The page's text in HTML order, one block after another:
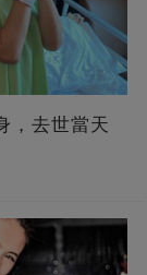
，去世當天